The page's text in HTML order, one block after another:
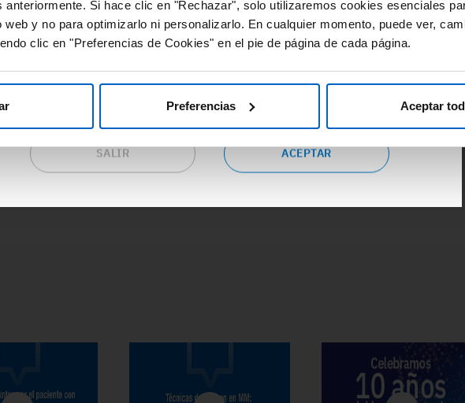
anteriormente. Si hace clic en "Rechazar", solo utilizaremos cookies esenciales
web y no para optimizarlo ni personalizarlo. En cualquier momento, puede ver,
clic en "Preferencias de Cookies" en el pie de página de cada página.
Preferencias Aceptar
recursos de valor y gran utilidad relacionados con las distintas
áreas terapéuticas.
deseas continuar en este sitio web o pulsa “salir” para ser
redirigido al sitio web corporativo de Amgen.
SALIR ACEPTAR
#Adherencia
#OpinionExperto
#Osteoporosis
#Adherencia
#Osteoporosis
ACCEDE A TODA LA FORMACIÓN